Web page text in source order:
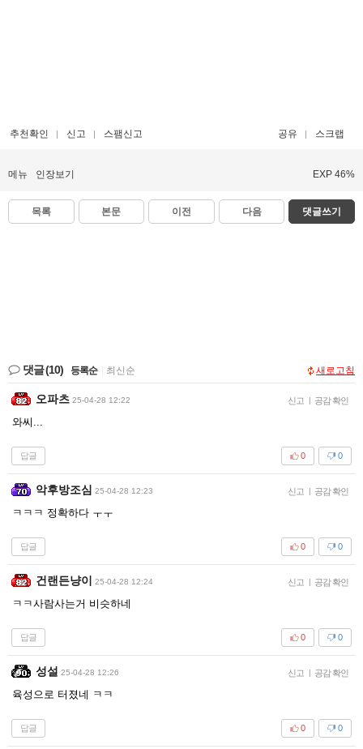
추천확인 신고 스팸신고 공유 스크랩
메뉴 인장보기 EXP 46%
목록 본문 이전 다음 댓글쓰기
댓글(10) 등록순 최신순 새로고침
오파츠 25-04-28 12:22 신고 | 공감 확인
와씨...
답글 0
0
악후방조심 25-04-28 12:23 신고 | 공감 확인
ㅋㅋㅋ 정확하다 ㅜㅜ
답글 0
0
건랜든냥이 25-04-28 12:24 신고 | 공감 확인
ㅋㅋ사람사는거 비슷하네
답글 0
0
성설 25-04-28 12:26 신고 | 공감 확인
육성으로 터졌네 ㅋㅋ
답글 0
0